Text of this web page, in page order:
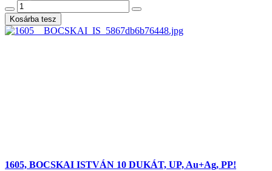
1605, BOCSKAI ISTVÁN 10 DUKÁT, UP, Au+Ag, PP!